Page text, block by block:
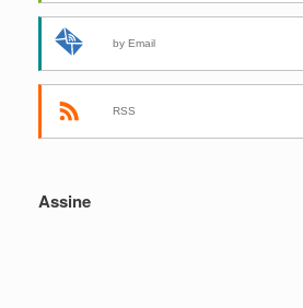
by Email
RSS
Assine